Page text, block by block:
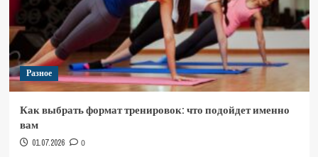
Разное
Как выбрать формат тренировок: что подойдет именно
вам
01.07.2026 0